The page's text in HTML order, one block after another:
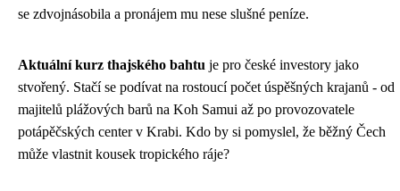
se zdvojnásobila a pronájem mu nese slušné peníze.
Aktuální kurz thajského bahtu je pro české investory jako
stvořený. Stačí se podívat na rostoucí počet úspěšných krajanů - od
majitelů plážových barů na Koh Samui až po provozovatele
potápěčských center v Krabi. Kdo by si pomyslel, že běžný Čech
může vlastnit kousek tropického ráje?